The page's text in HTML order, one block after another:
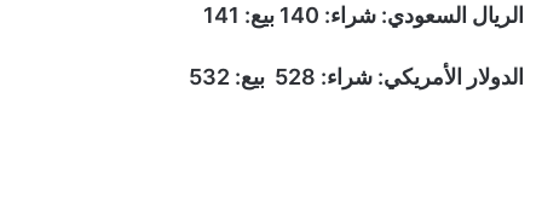
الريال السعودي: شراء: 140 بيع: 141
الدولار الأمريكي: شراء: 528 بيع: 532